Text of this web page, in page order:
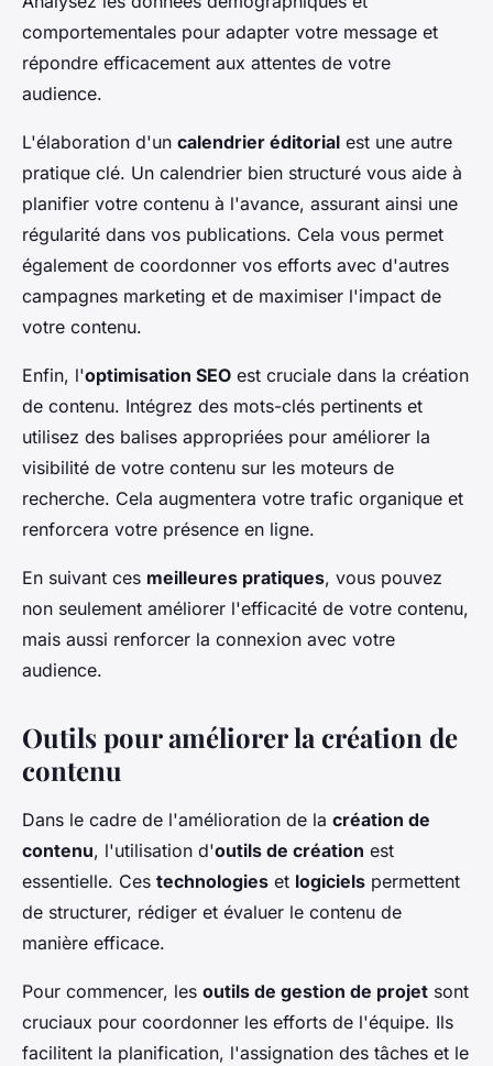
comportementales pour adapter votre message et
répondre efficacement aux attentes de votre
audience.
L'élaboration d'un calendrier éditorial est une autre
pratique clé. Un calendrier bien structuré vous aide à
planifier votre contenu à l'avance, assurant ainsi une
régularité dans vos publications. Cela vous permet
également de coordonner vos efforts avec d'autres
campagnes marketing et de maximiser l'impact de
votre contenu.
Enfin, l'optimisation SEO est cruciale dans la création
de contenu. Intégrez des mots-clés pertinents et
utilisez des balises appropriées pour améliorer la
visibilité de votre contenu sur les moteurs de
recherche. Cela augmentera votre trafic organique et
renforcera votre présence en ligne.
En suivant ces meilleures pratiques, vous pouvez
non seulement améliorer l'efficacité de votre contenu,
mais aussi renforcer la connexion avec votre
audience.
Outils pour améliorer la création de
contenu
Dans le cadre de l'amélioration de la création de
contenu, l'utilisation d'outils de création est
essentielle. Ces technologies et logiciels permettent
de structurer, rédiger et évaluer le contenu de
manière efficace.
Pour commencer, les outils de gestion de projet sont
cruciaux pour coordonner les efforts de l'équipe. Ils
facilitent la planification, l'assignation des tâches et le